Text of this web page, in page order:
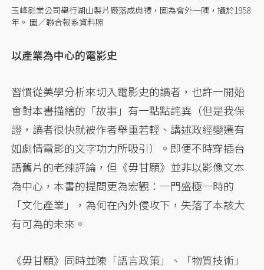
玉峰影業公司舉行湖山製片廠落成典禮，圖為會外一隅，攝於1958
年。 圖／聯合報系資料照
以產業為中心的電影史
習慣從美學分析來切入電影史的讀者，也許一開始
會對本書描繪的「故事」有一點點詫異（但是我保
證，讀者很快就被作者舉重若輕、講述政經變遷有
如劇情電影的文字功力所吸引）。即便不時穿插台
語舊片的老辣評論，但《毋甘願》並非以影像文本
為中心，本書的提問更為宏觀：一門盛極一時的
「文化產業」，為何在內外侵攻下，失落了本該大
有可為的未來。
《毋甘願》同時並陳「語言政策」、「物質技術」